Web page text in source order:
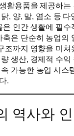
활용품을 제공하는
, 양, 말, 염소 등 다
은 인간 생활에 필수
축은 단순히 농업의
조까지 영향을 미
생산, 경제적 수익
가능한 농업 시스
.
역사와